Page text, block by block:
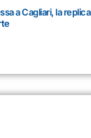
a Cagliari, la